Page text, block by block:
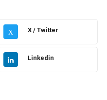
Emlak
Sağlıklı Yaşam
X X / Twitter
Linkedin